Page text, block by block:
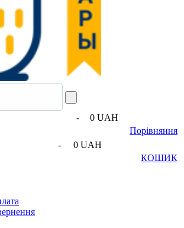
-
0 UAH
Порівняння
-
0 UAH
КОШИК